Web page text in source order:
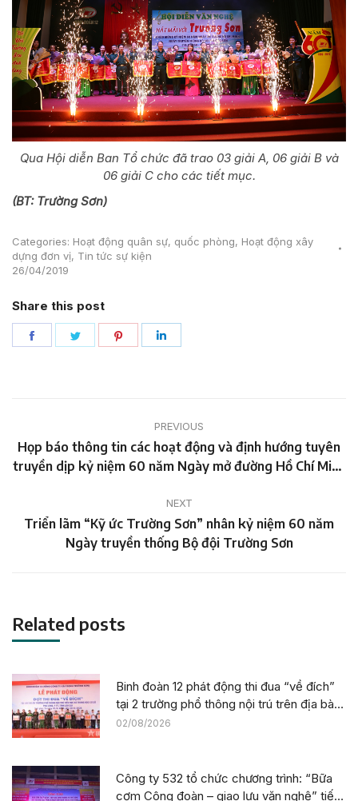
Qua Hội diễn Ban Tổ chức đã trao 03 giải A, 06 giải B và
06 giải C cho các tiết mục.
(BT: Trường Sơn)
Categories: Hoạt động quân sự, quốc phòng, Hoạt động xây
dựng đơn vị, Tin tức sự kiện
26/04/2019
Share this post
Share
Share
Share
navigation
PREVIOUS
Previous
post:
Họp báo thông tin các hoạt động và định hướng tuyên
truyền dịp kỷ niệm 60 năm Ngày mở đường Hồ Chí Minh
NEXT
Next
post:
Triển lãm “Kỹ ức Trường Sơn” nhân kỷ niệm 60 năm
Ngày truyền thống Bộ đội Trường Sơn
Related posts
Binh đoàn 12 phát động thi đua “về đích”
tại 2 trường phổ thông nội trú trên địa bàn
tỉnh Lào Cai
02/08/2026
Công ty 532 tổ chức chương trình: “Bữa
cơm Công đoàn – giao lưu văn nghệ” tiếp